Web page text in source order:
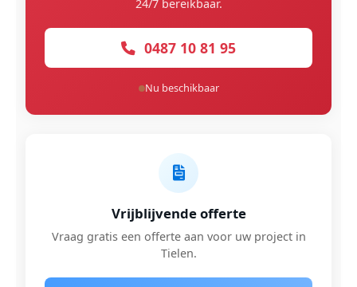
24/7 bereikbaar.
0487 10 81 95
Nu beschikbaar
Vrijblijvende offerte
Vraag gratis een offerte aan voor uw project in
Tielen.